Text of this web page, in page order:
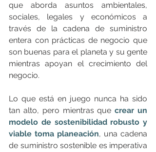
que aborda asuntos ambientales,
sociales, legales y económicos a
través de la cadena de suministro
entera con prácticas de negocio que
son buenas para el planeta y su gente
mientras apoyan el crecimiento del
negocio.
Lo que está en juego nunca ha sido
tan alto, pero mientras que crear un
modelo de sostenibilidad robusto y
viable toma planeación, una cadena
de suministro sostenible es imperativa